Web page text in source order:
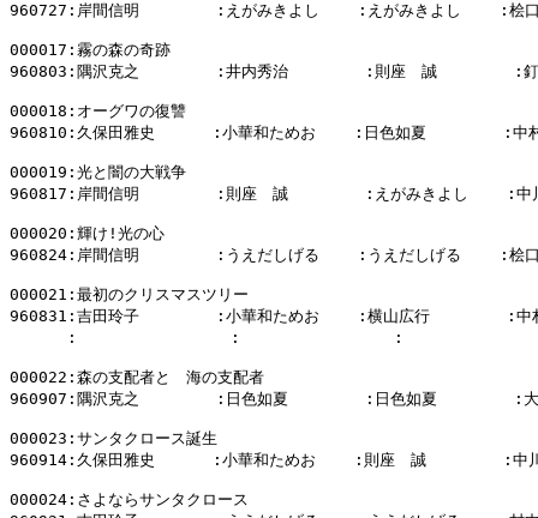
960727:岸間信明        :えがみきよし    :えがみきよし    :桧口
000017:霧の森の奇跡
960803:隅沢克之        :井内秀治        :則座　誠        :釘
000018:オーグワの復讐
960810:久保田雅史      :小華和ためお    :日色如夏        :中村
000019:光と闇の大戦争
960817:岸間信明        :則座　誠        :えがみきよし    :中
000020:輝け!光の心
960824:岸間信明        :うえだしげる    :うえだしげる    :桧口
000021:最初のクリスマスツリー
960831:吉田玲子        :小華和ためお    :横山広行        :中村
:                :                :
000022:森の支配者と　海の支配者
960907:隅沢克之        :日色如夏        :日色如夏        :大
000023:サンタクロース誕生
960914:久保田雅史      :小華和ためお    :則座　誠        :中
000024:さよならサンタクロース